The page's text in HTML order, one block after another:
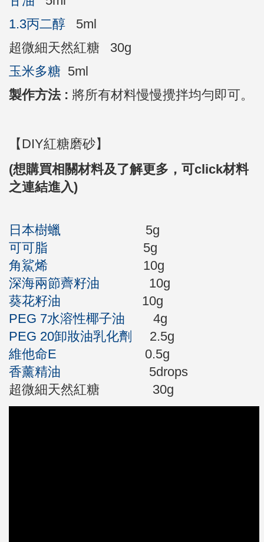
1.3丙二醇
5ml
超微細天然紅糖 30g
玉米多糖 5ml
製作方法 : 將所有材料慢慢攪拌均勻即可。
【DIY紅糖磨砂】
(想購買相關材料及了解更多， 可click材料
之連結進入)
日本樹蠟 5g
可可脂 5g
角鯊烯
10g
深海兩節薺籽油
10g
葵花籽油
10g
PEG 7水溶性椰子油
4g
PEG 20卸妝油乳化劑
2.5g
維他命E
0.5g
香薰精油
5drops
超微細天然紅糖 30g